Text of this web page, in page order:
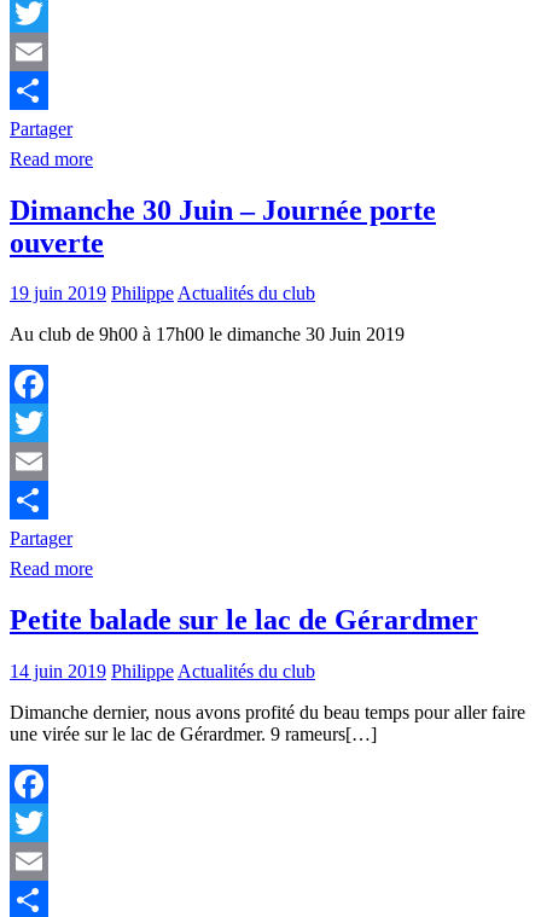
Facebook
Twitter
Email
Partager
Read more
Dimanche 30 Juin – Journée porte
ouverte
19 juin 2019 PhilippeActualités du club
Au club de 9h00 à 17h00 le dimanche 30 Juin 2019
Facebook
Twitter
Email
Partager
Read more
Petite balade sur le lac de Gérardmer
14 juin 2019 Philippe Actualités du club
Dimanche dernier, nous avons profité du beau temps pour aller faire
une virée sur le lac de Gérardmer. 9 rameurs[…]
Facebook
Twitter
Email